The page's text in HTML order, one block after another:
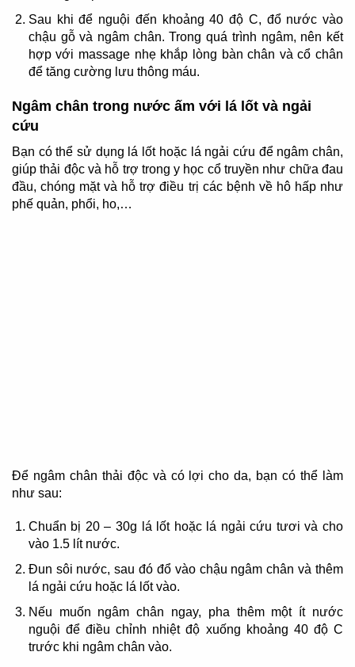
Sau khi để nguội đến khoảng 40 độ C, đổ nước vào
chậu gỗ và ngâm chân. Trong quá trình ngâm, nên kết
hợp với massage nhẹ khắp lòng bàn chân và cổ chân
để tăng cường lưu thông máu.
Ngâm chân trong nước ấm với lá lốt và ngải
cứu
Bạn có thể sử dụng lá lốt hoặc lá ngải cứu để ngâm chân,
giúp thải độc và hỗ trợ trong y học cổ truyền như chữa đau
đầu, chóng mặt và hỗ trợ điều trị các bệnh về hô hấp như
phế quản, phổi, ho,…
Để ngâm chân thải độc và có lợi cho da, bạn có thể làm
như sau:
Chuẩn bị 20 – 30g lá lốt hoặc lá ngải cứu tươi và cho
vào 1.5 lít nước.
Đun sôi nước, sau đó đổ vào chậu ngâm chân và thêm
lá ngải cứu hoặc lá lốt vào.
Nếu muốn ngâm chân ngay, pha thêm một ít nước
nguội để điều chỉnh nhiệt độ xuống khoảng 40 độ C
trước khi ngâm chân vào.